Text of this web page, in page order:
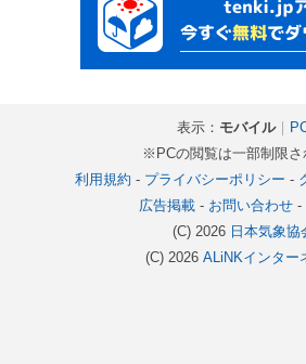
表示： モバイル｜
※PCの閲覧は一部制限さ
利用規約 - プライバシーポリシー -
広告掲載- お問い合わせ-
(C) 2026 日本気象協
(C) 2026 ALiNKインター